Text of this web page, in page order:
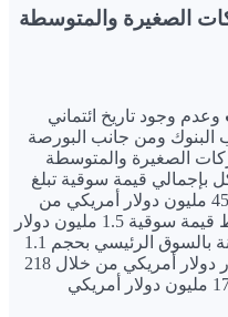
الصغيرة والمتوسطة
وعدم وجود تاريخ ائتماني
ومن جانب البورصة
الصغيرة والمتوسطة
بإجمالي قيمة سوقية تبلغ
فقط 1.4 مليار جنيه مصري أو 45 مليون دولار أمريكي من
خلال 28 شركة مدرجة (متوسط قيمة سوقية 1.5 مليون دولار
أمريكي للشركة الواحدة) مقارنة بالسوق الرئيسي بحجم 1.1
تريليون جنيه مصري أو 37 مليار دولار أمريكي من خلال 218
شركة (متوسط قيمة سوقية 170 مليون دولار أمريكي